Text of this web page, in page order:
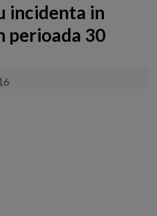
incidenta in
perioada 30